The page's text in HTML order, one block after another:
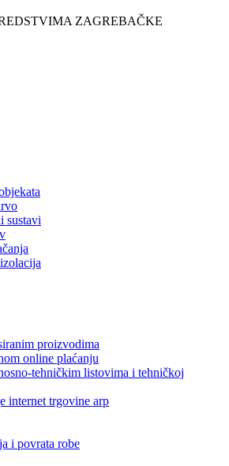
ZAGREBAČKE
sustavi
proizvodima
online plaćanju
tehničkim listovima i tehničkoj
internet trgovine arp
i povrata robe